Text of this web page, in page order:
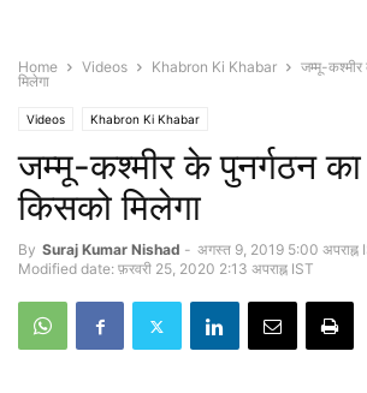
Home Videos Khabron Ki Khabar
जम्मू-
मिलेगा
Videos Khabron Ki Khabar
जम्मू-कश्मीर के पुनर्गठन
किसको मिलेगा
By Suraj Kumar Nishad - अगस्त 9, 2019 5:00 अपराह्न
Modified date: फ़रवरी 25, 2020 2:13 अपराह्न IST